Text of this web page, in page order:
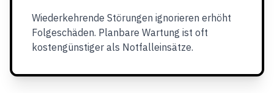
Wiederkehrende Störungen ignorieren erhöht
Folgeschäden. Planbare Wartung ist oft
kostengünstiger als Notfalleinsätze.